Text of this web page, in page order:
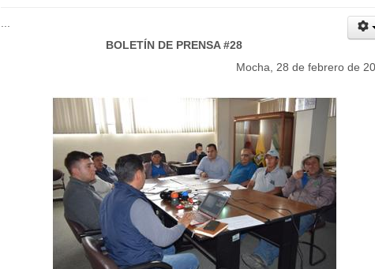
BOLETÍN DE PRENSA #28
Mocha, 28 de febrero de